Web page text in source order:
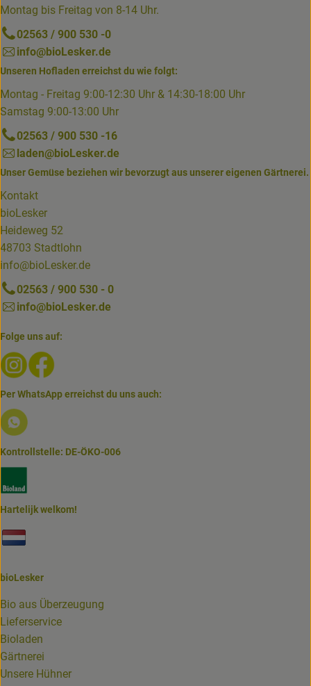
Montag bis Freitag von 8-14 Uhr.
02563 / 900 530 -0
info@bioLesker.de
Unseren Hofladen erreichst du wie folgt:
Montag - Freitag 9:00-12:30 Uhr & 14:30-18:00 Uhr
Samstag 9:00-13:00 Uhr
02563 / 900 530 -16
laden@bioLesker.de
Unser Gemüse beziehen wir bevorzugt aus unserer eigenen Gärtnerei.
Kontakt
bioLesker
Heideweg 52
48703 Stadtlohn
info@bioLesker.de
02563 / 900 530 - 0
info@bioLesker.de
Folge uns auf:
Externer Link zu https://www.instagram.com/biolesker/
Per WhatsApp erreichst du uns auch:
Externer Link zu https://www.biolesker.de/lieferservice/
Kontrollstelle: DE-ÖKO-006
Hartelijk welkom!
bioLesker
Bio aus Überzeugung
Lieferservice
Bioladen
Gärtnerei
Unsere Hühner